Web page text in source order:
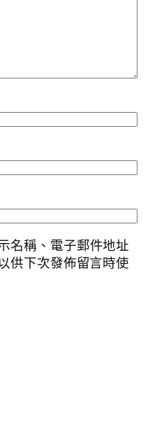
名稱、電子郵件地址
供下次發佈留言時使